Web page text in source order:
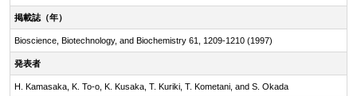
掲載誌（年）
Bioscience, Biotechnology, and Biochemistry 61, 1209-1210 (1997)
発表者
H. Kamasaka, K. To-o, K. Kusaka, T. Kuriki, T. Kometani, and S. Okada